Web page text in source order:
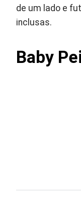
de um lado e
inclusas.
Baby